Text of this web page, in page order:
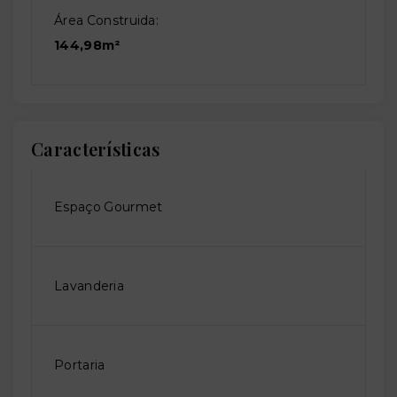
Área Construida:
144,98m²
Características
Espaço Gourmet
Lavanderia
Portaria